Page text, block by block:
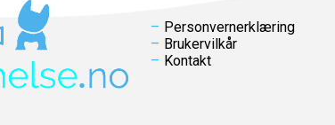
Personvernerklæring
Brukervilkår
Kontakt